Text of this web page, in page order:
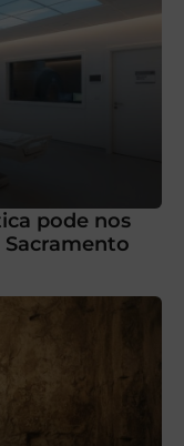
pode nos
Sacramento